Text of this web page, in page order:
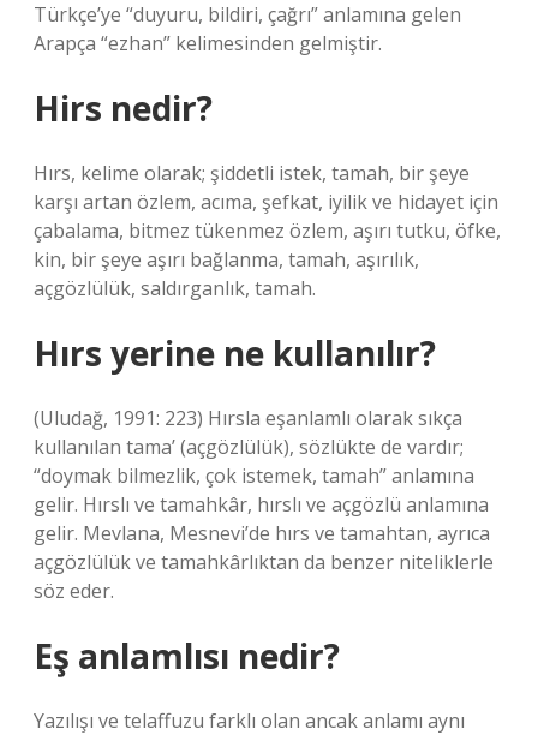
Türkçe’ye “duyuru, bildiri, çağrı” anlamına gelen
Arapça “ezhan” kelimesinden gelmiştir.
Hirs nedir?
Hırs, kelime olarak; şiddetli istek, tamah, bir şeye
karşı artan özlem, acıma, şefkat, iyilik ve hidayet için
çabalama, bitmez tükenmez özlem, aşırı tutku, öfke,
kin, bir şeye aşırı bağlanma, tamah, aşırılık,
açgözlülük, saldırganlık, tamah.
Hırs yerine ne kullanılır?
(Uludağ, 1991: 223) Hırsla eşanlamlı olarak sıkça
kullanılan tama’ (açgözlülük), sözlükte de vardır;
“doymak bilmezlik, çok istemek, tamah” anlamına
gelir. Hırslı ve tamahkâr, hırslı ve açgözlü anlamına
gelir. Mevlana, Mesnevi’de hırs ve tamahtan, ayrıca
açgözlülük ve tamahkârlıktan da benzer niteliklerle
söz eder.
Eş anlamlısı nedir?
Yazılışı ve telaffuzu farklı olan ancak anlamı aynı